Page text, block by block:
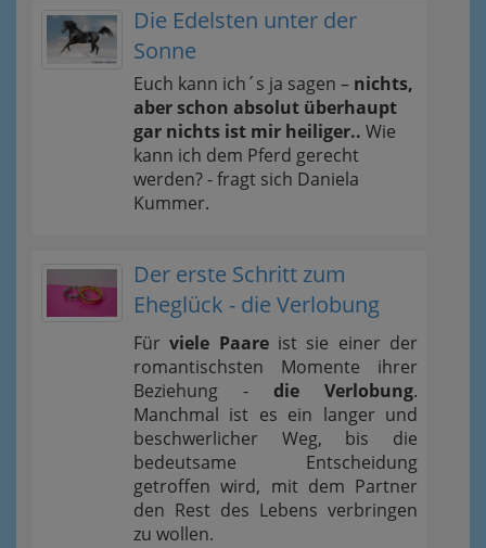
Die Edelsten unter der
Sonne
Euch kann ich´s ja sagen – nichts,
aber schon absolut überhaupt
gar nichts ist mir heiliger.. Wie
kann ich dem Pferd gerecht
werden? - fragt sich Daniela
Kummer.
Der erste Schritt zum
Eheglück - die Verlobung
Fürviele Paareist sie einer der
romantischsten Momente ihrer
Beziehung - die Verlobung.
Manchmal ist es ein langer und
beschwerlicher Weg, bis die
bedeutsame Entscheidung
getroffen wird, mit dem Partner
den Rest des Lebens verbringen
zu wollen.